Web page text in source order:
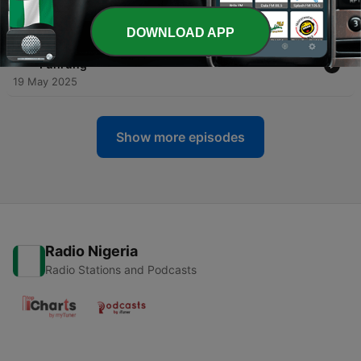
21 Jul 2025
30 - KI beschleunigt Entwicklung | Special: KI und
Führung
19 May 2025
Show more episodes
Radio Nigeria
Radio Stations and Podcasts
DOWNLOAD APP